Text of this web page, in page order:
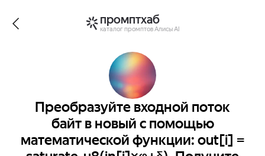
промптхаб
каталог промптов Алисы AI
Преобразуйте входной поток
байт в новый с помощью
математической функции: out[i] =